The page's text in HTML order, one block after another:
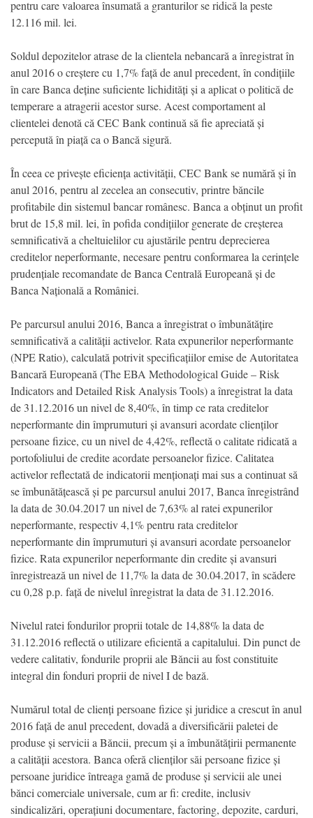
pentru care valoarea însumată a granturilor se ridică la peste
12.116 mil. lei.
Soldul depozitelor atrase de la clientela nebancară a înregistrat în
anul 2016 o creștere cu 1,7% față de anul precedent, în condițiile
în care Banca deține suficiente lichidități și a aplicat o politică de
temperare a atragerii acestor surse. Acest comportament al
clientelei denotă că CEC Bank continuă să fie apreciată și
percepută în piață ca o Bancă sigură.
În ceea ce privește eficiența activității, CEC Bank se numără și în
anul 2016, pentru al zecelea an consecutiv, printre băncile
profitabile din sistemul bancar românesc. Banca a obținut un profit
brut de 15,8 mil. lei, în pofida condițiilor generate de creșterea
semnificativă a cheltuielilor cu ajustările pentru deprecierea
creditelor neperformante, necesare pentru conformarea la cerințele
prudențiale recomandate de Banca Centrală Europeană și de
Banca Națională a României.
Pe parcursul anului 2016, Banca a înregistrat o îmbunătățire
semnificativă a calității activelor. Rata expunerilor neperformante
(NPE Ratio), calculată potrivit specificațiilor emise de Autoritatea
Bancară Europeană (The EBA Methodological Guide – Risk
Indicators and Detailed Risk Analysis Tools) a înregistrat la data
de 31.12.2016 un nivel de 8,40%, în timp ce rata creditelor
neperformante din împrumuturi și avansuri acordate clienților
persoane fizice, cu un nivel de 4,42%, reflectă o calitate ridicată a
portofoliului de credite acordate persoanelor fizice. Calitatea
activelor reflectată de indicatorii menționați mai sus a continuat să
se îmbunătățească și pe parcursul anului 2017, Banca înregistrând
la data de 30.04.2017 un nivel de 7,63% al ratei expunerilor
neperformante, respectiv 4,1% pentru rata creditelor
neperformante din împrumuturi și avansuri acordate persoanelor
fizice. Rata expunerilor neperformante din credite și avansuri
înregistrează un nivel de 11,7% la data de 30.04.2017, în scădere
cu 0,28 p.p. față de nivelul înregistrat la data de 31.12.2016.
Nivelul ratei fondurilor proprii totale de 14,88% la data de
31.12.2016 reflectă o utilizare eficientă a capitalului. Din punct de
vedere calitativ, fondurile proprii ale Băncii au fost constituite
integral din fonduri proprii de nivel I de bază.
Numărul total de clienți persoane fizice și juridice a crescut în anul
2016 față de anul precedent, dovadă a diversificării paletei de
produse și servicii a Băncii, precum și a îmbunătățirii permanente
a calității acestora. Banca oferă clienților săi persoane fizice și
persoane juridice întreaga gamă de produse și servicii ale unei
bănci comerciale universale, cum ar fi: credite, inclusiv
sindicalizări, operațiuni documentare, factoring, depozite, carduri,